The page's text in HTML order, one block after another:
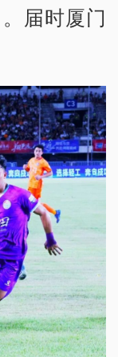
届时厦门